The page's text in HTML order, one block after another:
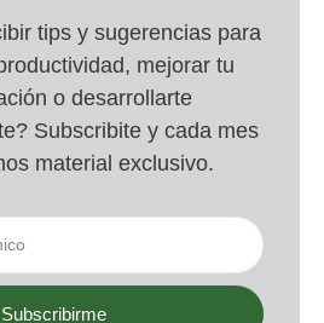
tips y sugerencias para
mejorar tu
o desarrollarte
Subscribite y cada mes
material exclusivo.
Subscribirme